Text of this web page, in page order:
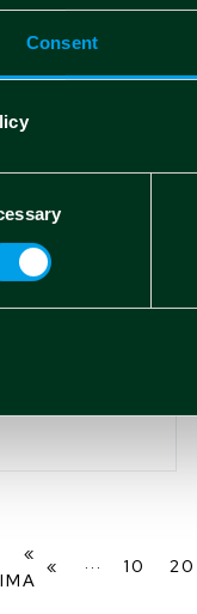
Consent
il
di
«
« ... 10 20